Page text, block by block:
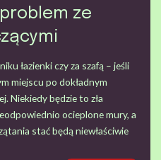
ze
łazienki czy za szafą – jeśli
miejscu po dokładnym
Niekiedy będzie to zła
ocieplone mury, a
stać będą niewłaściwie